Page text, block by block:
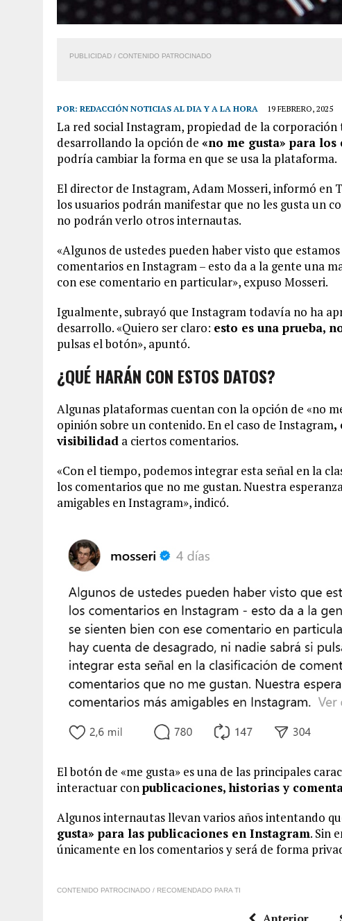
PUBLICIDAD / CONTENIDO PATROCINADO
POR: REDACCIÓN NOTICIAS AL DIA Y A LA HORA 19 FEBRERO, 2025
La red social Instagram, propiedad de la
desarrollando la opción de «no me gusta» para
podría cambiar la forma en que se usa la plataforma.
El director de Instagram, Adam Mosseri, informó en
los usuarios podrán manifestar que no les gusta un
no podrán verlo otros internautas.
«Algunos de ustedes pueden haber visto que
comentarios en Instagram – esto da a la gente una
con ese comentario en particular», expuso Mosseri.
Igualmente, subrayó que Instagram todavía no ha
desarrollo. «Quiero ser claro: esto es una prueba,
pulsas el botón», apuntó.
¿QUÉ HARÁN CON ESTOS DATOS?
Algunas plataformas cuentan con la opción de «no
opinión sobre un contenido. En el caso de Instagram,
visibilidad a ciertos comentarios.
«Con el tiempo, podemos integrar esta señal en la
los comentarios que no me gustan. Nuestra
amigables en Instagram», indicó.
El botón de «me gusta» es una de las principales
interactuar conpublicaciones, historias y
Algunos internautas llevan varios años intentando
gusta» para las publicaciones en Instagram. Sin
únicamente en los comentarios y será de forma
CONTENIDO PATROCINADO / RECOMENDADO PARA TI